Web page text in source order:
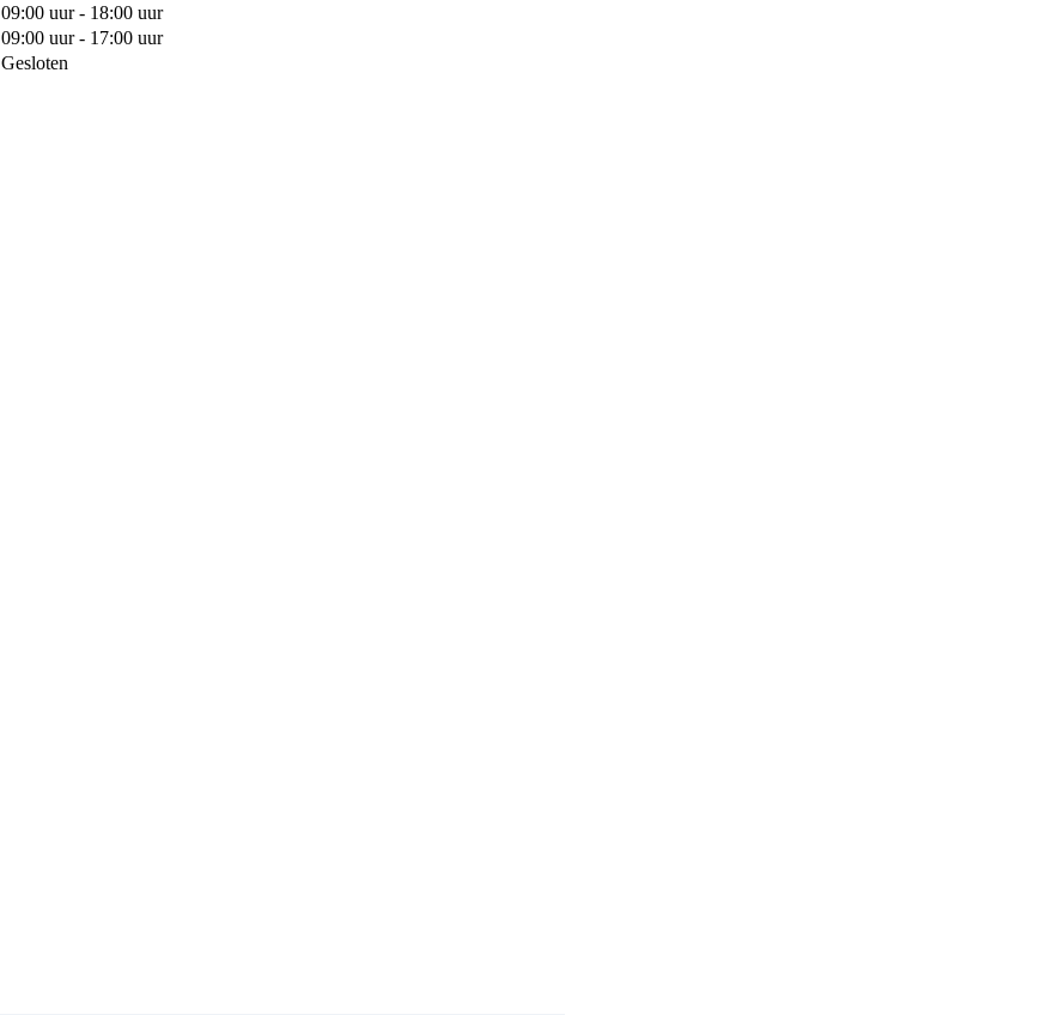
09:00 uur - 18:00 uur
09:00 uur - 17:00 uur
Gesloten